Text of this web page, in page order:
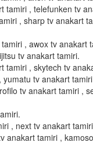
tamiri , telefunken tv
, sharp tv anakart
, awox tv anakart
tv anakart tamiri.
tamiri , skytech tv
tv anakart
tv anakart tamiri ,
, next tv anakart
anakart tamiri ,